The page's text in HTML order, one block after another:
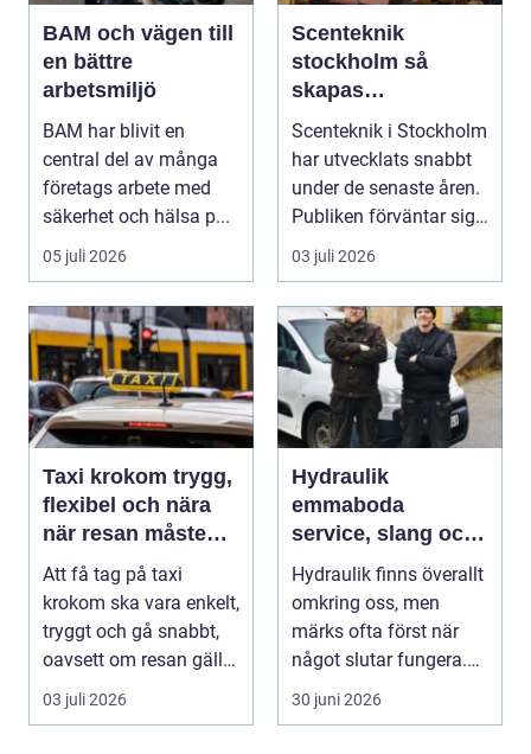
BAM och vägen till
en bättre
arbetsmiljö
BAM har blivit en
central del av många
företags arbete med
säkerhet och hälsa p...
05 juli 2026
Scenteknik
stockholm så
skapas
minnesvärda
upplevelser på
scen
Scenteknik i Stockholm
har utvecklats snabbt
under de senaste åren.
Publiken förväntar sig i
dag mer...
03 juli 2026
Taxi krokom trygg,
flexibel och nära
när resan måste
fungera
Att få tag på taxi
krokom ska vara enkelt,
tryggt och gå snabbt,
oavsett om resan gäller
jobbet, bar...
03 juli 2026
Hydraulik
emmaboda
service, slang och
smarta lösningar
nära till hands
Hydraulik finns överallt
omkring oss, men
märks ofta först när
något slutar fungera.
Maskiner stanna...
30 juni 2026